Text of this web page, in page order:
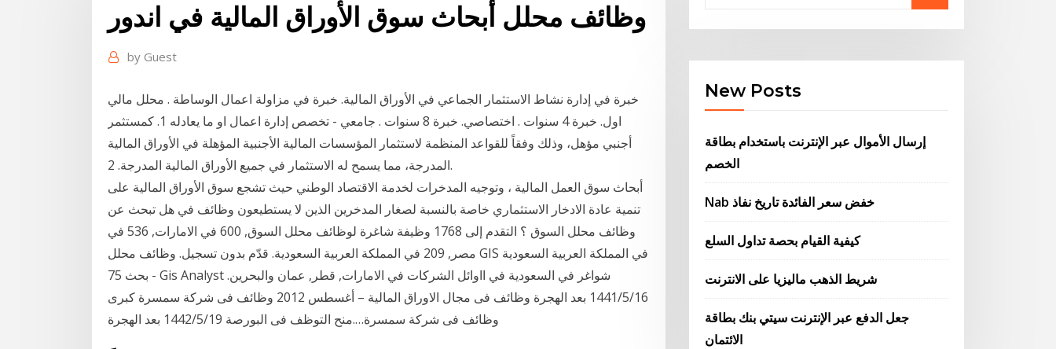
وظائف محلل أبحاث سوق الأوراق المالية في اندور
by Guest
خبرة في إدارة نشاط الاستثمار الجماعي في الأوراق المالية. خبرة في مزاولة اعمال الوساطة . محلل مالي
اول. خبرة 4 سنوات . اختصاصي. خبرة 8 سنوات . جامعي - تخصص إدارة اعمال او ما يعادله 1. كمستثمر
أجنبي مؤهل، وذلك وفقاً للقواعد المنظمة لاستثمار المؤسسات المالية الأجنبية المؤهلة في الأوراق المالية
المدرجة، مما يسمح له الاستثمار في جميع الأوراق المالية المدرجة. 2.
أبحاث سوق العمل المالية ، وتوجيه المدخرات لخدمة الاقتصاد الوطني حيث تشجع سوق الأوراق المالية على
تنمية عادة الادخار الاستثماري خاصة بالنسبة لصغار المدخرين الذين لا يستطيعون وظائف في هل تبحث عن
وظائف محلل السوق ؟ التقدم إلى 1768 وظيفة شاغرة لوظائف محلل السوق, 600 في الامارات, 536 في
مصر, 209 في المملكة العربية السعودية. قدّم بدون تسجيل. وظائف محلل GIS في المملكة العربية السعودية
- بحث 75 Gis Analyst شواغر في السعودية في ااوائل الشركات في الامارات, قطر, عمان والبحرين.
16‏‏/5‏‏/1441 بعد الهجرة وظائف فى مجال الاوراق المالية – أغسطس 2012 وظائف فى شركة سمسرة كبرى
وظائف فى شركة سمسرة….منح التوظف فى البورصة 19‏‏/5‏‏/1442 بعد الهجرة
New Posts
إرسال الأموال عبر الإنترنت باستخدام بطاقة
الخصم
Nab خفض سعر الفائدة تاريخ نفاذ
كيفية القيام بحصة تداول السلع
شريط الذهب ماليزيا على الانترنت
جعل الدفع عبر الإنترنت سيتي بنك بطاقة
الائتمان